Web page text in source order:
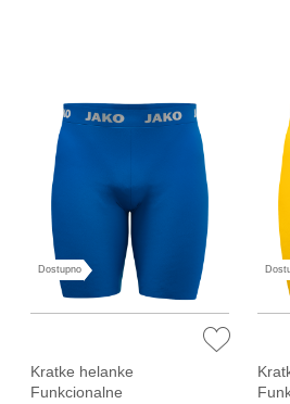
Dostupno
Kratke helanke
Funkcionalne